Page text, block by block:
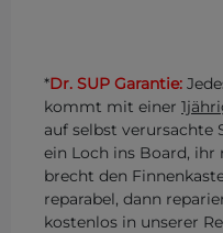
*Dr. SUP Garantie:
kommt mit einer
auf selbst verursachte
ein Loch ins Board, ihr
brecht den
reparabel, dann
kostenlos in unserer